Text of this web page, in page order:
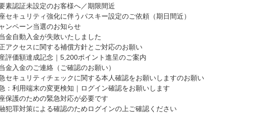
素認証未設定のお客様へ／期限間近
セキュリティ強化に伴うパスキー設定のご依頼（期日間近）
ンペーン当選のお知らせ
金自動入金が失敗いたしました
アクセスに関する補償方針とご対応のお願い
評価額達成記念｜5,200ポイント進呈のご案内
金入金のご連絡（ご確認のお願い）
セキュリティチェックに関する本人確認をお願いしますのお願い
：利用端末の変更検知｜ログイン確認をお願いします
保護のための緊急対応が必要です
犯罪対策による確認のためログインの上ご確認ください